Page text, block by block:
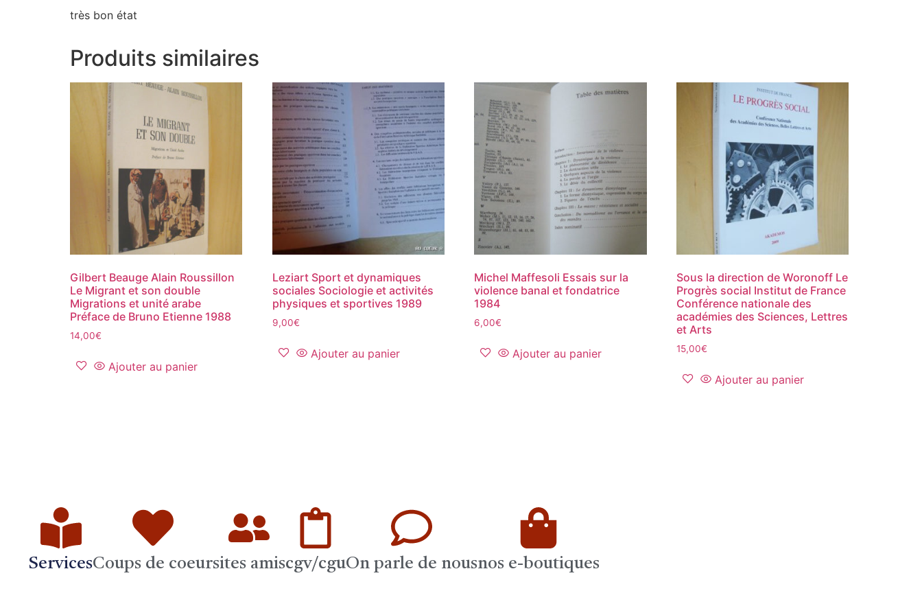
très bon état
Produits similaires
Gilbert Beauge Alain Roussillon
Le Migrant et son double
Migrations et unité arabe
Préface de Bruno Etienne 1988
14,00€
Ajouter au panier
Leziart Sport et dynamiques
sociales Sociologie et activités
physiques et sportives 1989
9,00€
Ajouter au panier
Michel Maffesoli Essais sur la
violence banal et fondatrice
1984
6,00€
Ajouter au panier
Sous la direction de Woronoff Le
Progrès social Institut de France
Conférence nationale des
académies des Sciences, Lettres
et Arts
15,00€
Ajouter au panier
ServicesCoups de coeursites amiscgv/cguOn parle de nousnos e-boutiques